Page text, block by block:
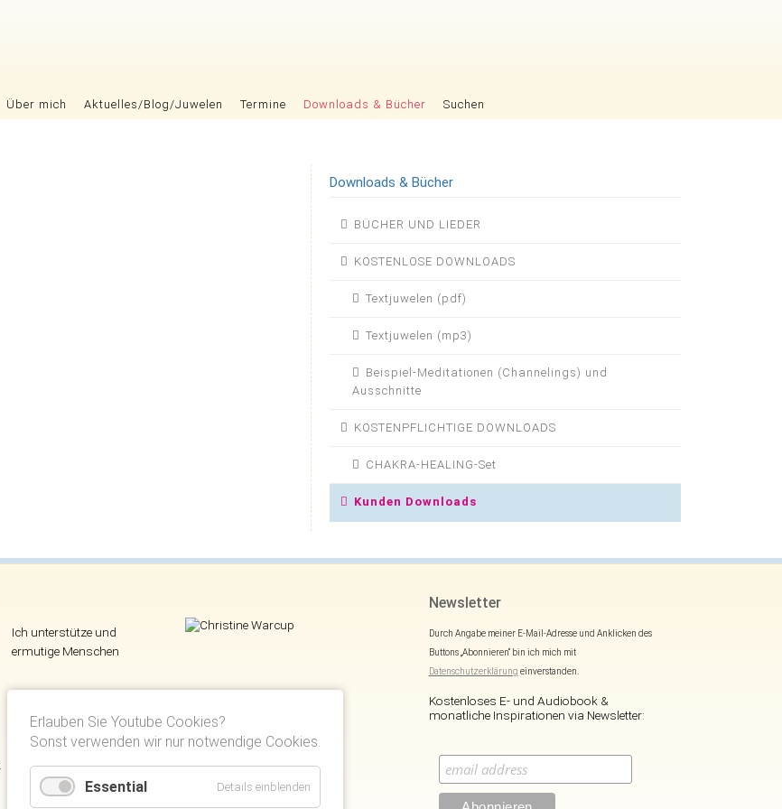
Über mich Aktuelles/Blog/Juwelen Termine Downloads & Bücher Suchen
Downloads & Bücher
Navigation
BÜCHER UND LIEDER
KOSTENLOSE DOWNLOADS
Textjuwelen (pdf)
Textjuwelen (mp3)
Beispiel-Meditationen (Channelings) und
Ausschnitte
KOSTENPFLICHTIGE DOWNLOADS
CHAKRA-HEALING-Set
Kunden Downloads
Ich unterstütze und
ermutige Menschen
Newsletter
Durch Angabe meiner E-Mail-Adresse und Anklicken des
Buttons „Abonnieren“ bin ich mich mit
Datenschutzerklärung einverstanden.
Kostenloses E- und Audiobook &
monatliche Inspirationen via Newsletter:
Erlauben Sie Youtube Cookies?
Sonst verwenden wir nur notwendige Cookies.
Essential Details einblenden